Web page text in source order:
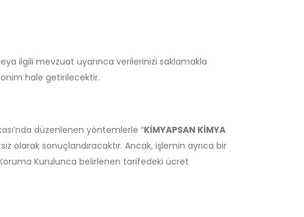
ilgili mevzuat uyarınca verilerinizi saklamakla
hale getirilecektir.
düzenlenen yöntemlerle “KİMYAPSAN KİMYA
olarak sonuçlandıracaktır. Ancak, işlemin ayrıca bir
Kurulunca belirlenen tarifedeki ücret